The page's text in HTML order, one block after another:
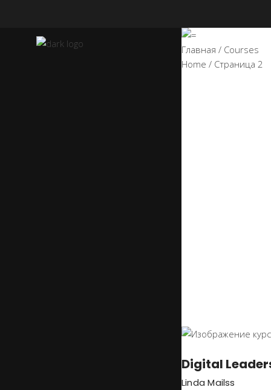
Главная / Courses
Home / Страница 2
Digital
Linda Mailss